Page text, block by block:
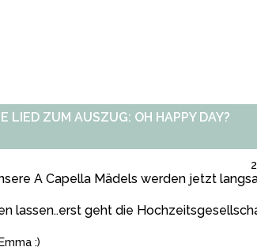
LIED ZUM AUSZUG: OH HAPPY DAY?
A Capella Mädels werden jetzt
lassen..erst geht die
:)